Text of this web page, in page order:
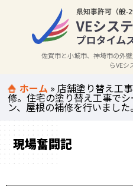
佐賀市と小城市、神埼市の外
らVEシ
ホーム »店舗塗り替え工
修。住宅の塗り替え工事で
ン、屋根の補修を行いました。
現場奮闘記